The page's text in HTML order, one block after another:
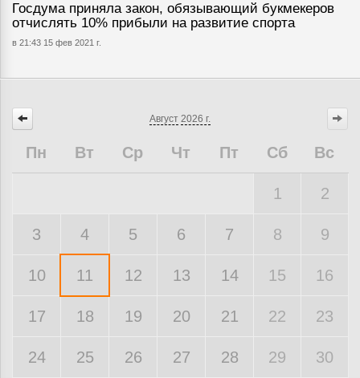
Госдума приняла закон, обязывающий букмекеров
отчислять 10% прибыли на развитие спорта
в 21:43 15 фев 2021 г.
Август 2026 г.
Пн Вт Ср Чт Пт Сб Вс
1 2
3 4 5 6 7 8 9
10 11 12 13 14 15 16
17 18 19 20 21 22 23
24 25 26 27 28 29 30